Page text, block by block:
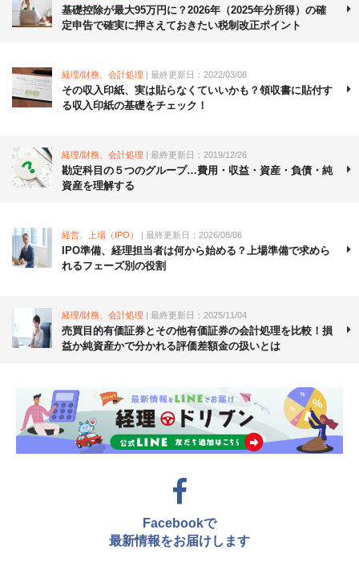
基礎控除が最大95万円に？2026年（2025年分所得）の確
定申告で確実に押さえておきたい税制改正ポイント
経理/財務、会計処理 | 最終更新日：2022/03/08
その収入印紙、実は貼らなくていいかも？領収書に貼付す
る収入印紙の基礎をチェック！
経理/財務、会計処理 | 最終更新日：2019/12/26
勘定科目の５つのグループ…費用・収益・資産・負債・純
資産を理解する
経営、上場（IPO） | 最終更新日：2026/08/06
IPO準備、経理担当者は何から始める？上場準備で求めら
れるフェーズ別の役割
経理/財務、会計処理 | 最終更新日：2025/11/04
売買目的有価証券とその他有価証券の会計処理を比較！損
益か純資産かで分かれる評価差額金の扱いとは
Facebookで
最新情報をお届けします